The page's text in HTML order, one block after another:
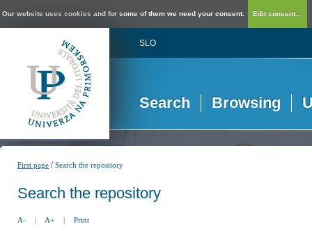
Our website uses cookies and for some of them we need your consent. Edit consent...
SLO
Search Browsing
First page /Search the repository
Search the repository
A- | A+ | Print